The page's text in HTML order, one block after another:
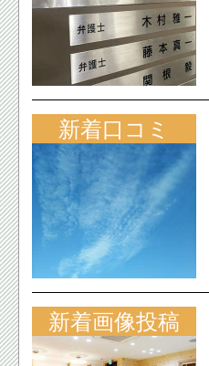
新着口コミ
新着画像投稿